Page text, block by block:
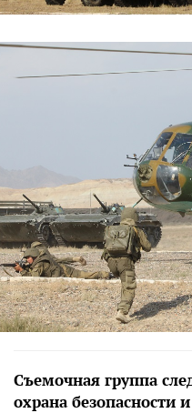
Съемочная группа
охрана безопасности